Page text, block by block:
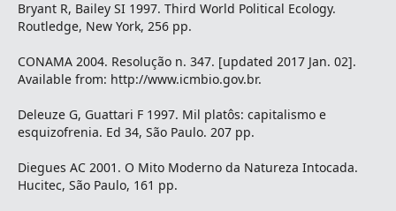
Bryant R, Bailey SI 1997. Third World Political Ecology.
Routledge, New York, 256 pp.
CONAMA 2004. Resolução n. 347. [updated 2017 Jan. 02].
Available from: http://www.icmbio.gov.br.
Deleuze G, Guattari F 1997. Mil platôs: capitalismo e
esquizofrenia. Ed 34, São Paulo. 207 pp.
Diegues AC 2001. O Mito Moderno da Natureza Intocada.
Hucitec, São Paulo, 161 pp.